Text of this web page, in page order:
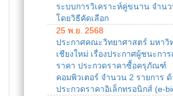
ระบบการวิเคราะห์คู่ขนาน จำน
โดยวิธีคัดเลือก
25 พ.ย. 2568
ประกาศคณะวิทยาศาสตร์ มหาวิ
เชียงใหม่ เรื่องประกาศผู้ชนะการ
ราคา ประกวดราคาซื้อครุภัณฑ์
คอมพิวเตอร์ จำนวน 2 รายการ
ประกวดราคาอิเล็กทรอนิกส์ (e-